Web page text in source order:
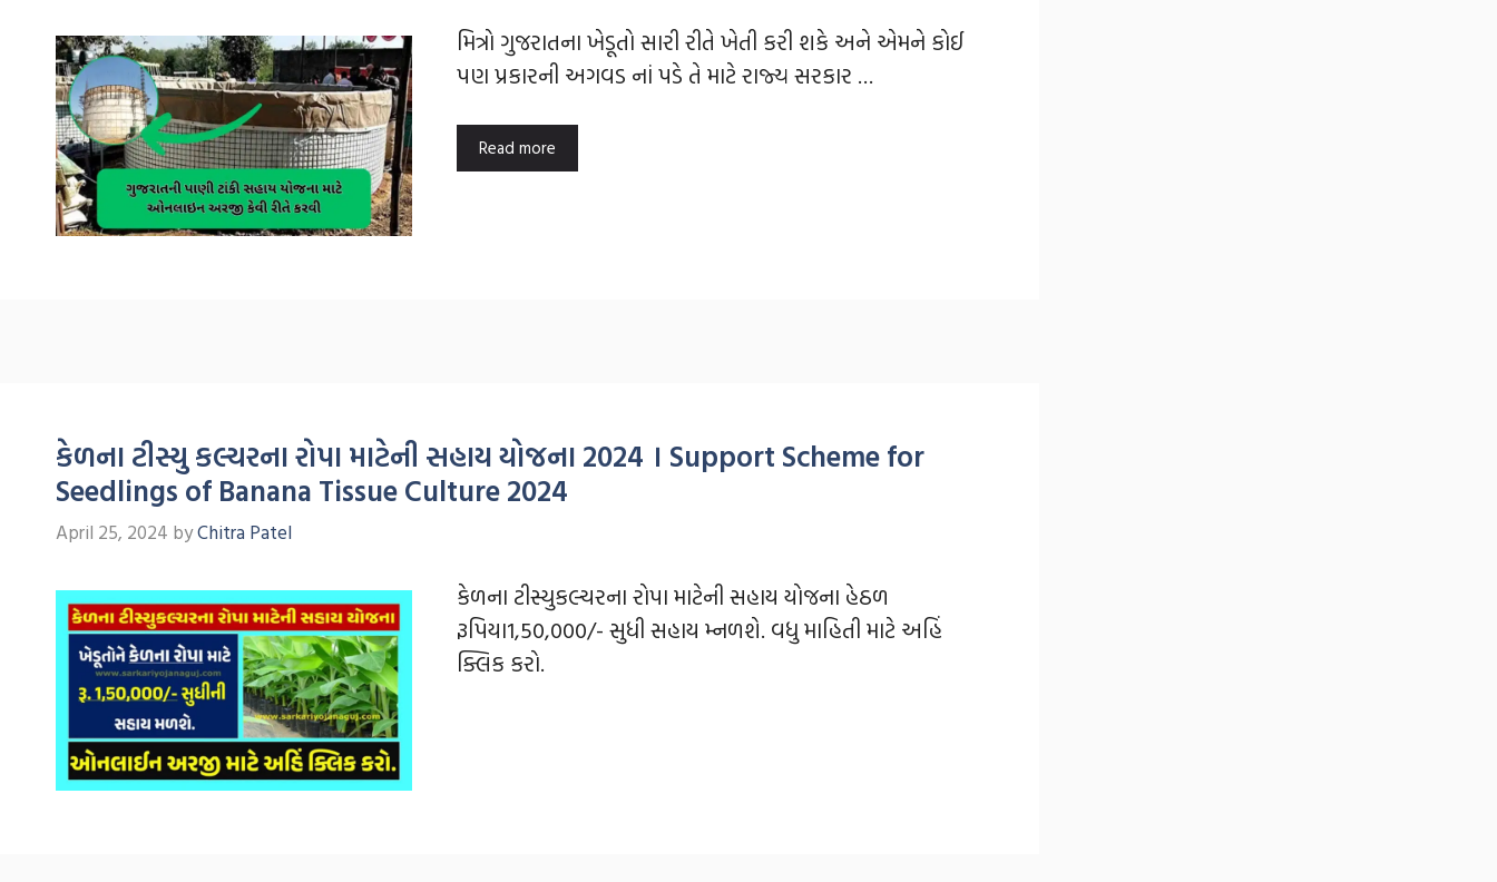
મિત્રો ગુજરાતના ખેડૂતો સારી રીતે ખેતી કરી શકે અને એમને કોઈ
પણ પ્રકારની અગવડ નાં પડે તે માટે રાજ્ય સરકાર …
Read more
કેળના ટીસ્યુ કલ્ચરના રોપા માટેની સહાય યોજના 2024 । Support Scheme for
Seedlings of Banana Tissue Culture 2024
April 25, 2024 byChitra Patel
કેળના ટીસ્યુકલ્ચરના રોપા માટેની સહાય યોજના હેઠળ
રૂપિયા1,50,000/- સુધી સહાય મ્નળશે. વધુ માહિતી માટે અહિં
ક્લિક કરો.